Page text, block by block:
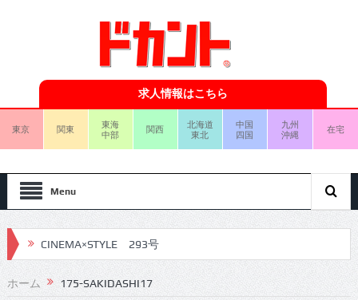
求人情報はこちら
東京 関東
東海
中部
関西
北海道
東北
中国
四国
九州
沖縄
在宅
Menu
CINEMA×STYLE 293号
CINEMA×STYLE 292号
CINEMA×STYLE 291号
ホーム 175-SAKIDASHI17